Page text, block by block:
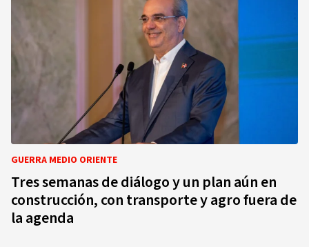
GUERRA MEDIO ORIENTE
Tres semanas de diálogo y un plan aún en
construcción, con transporte y agro fuera de
la agenda